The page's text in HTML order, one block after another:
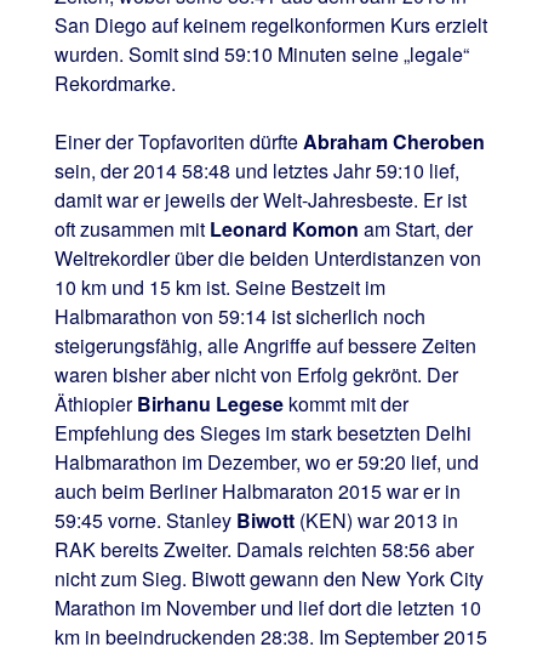
San Diego auf keinem regelkonformen Kurs erzielt
wurden. Somit sind 59:10 Minuten seine „legale“
Rekordmarke.
Einer der Topfavoriten dürfte Abraham Cheroben
sein, der 2014 58:48 und letztes Jahr 59:10 lief,
damit war er jeweils der Welt-Jahresbeste. Er ist
oft zusammen mitLeonard Komon am Start, der
Weltrekordler über die beiden Unterdistanzen von
10 km und 15 km ist. Seine Bestzeit im
Halbmarathon von 59:14 ist sicherlich noch
steigerungsfähig, alle Angriffe auf bessere Zeiten
waren bisher aber nicht von Erfolg gekrönt. Der
ÄthiopierBirhanu Legesekommt mit der
Empfehlung des Sieges im stark besetzten Delhi
Halbmarathon im Dezember, wo er 59:20 lief, und
auch beim Berliner Halbmaraton 2015 war er in
59:45 vorne. StanleyBiwott(KEN) war 2013 in
RAK bereits Zweiter. Damals reichten 58:56 aber
nicht zum Sieg. Biwott gewann den New York City
Marathon im November und lief dort die letzten 10
km in beeindruckenden 28:38. Im September 2015